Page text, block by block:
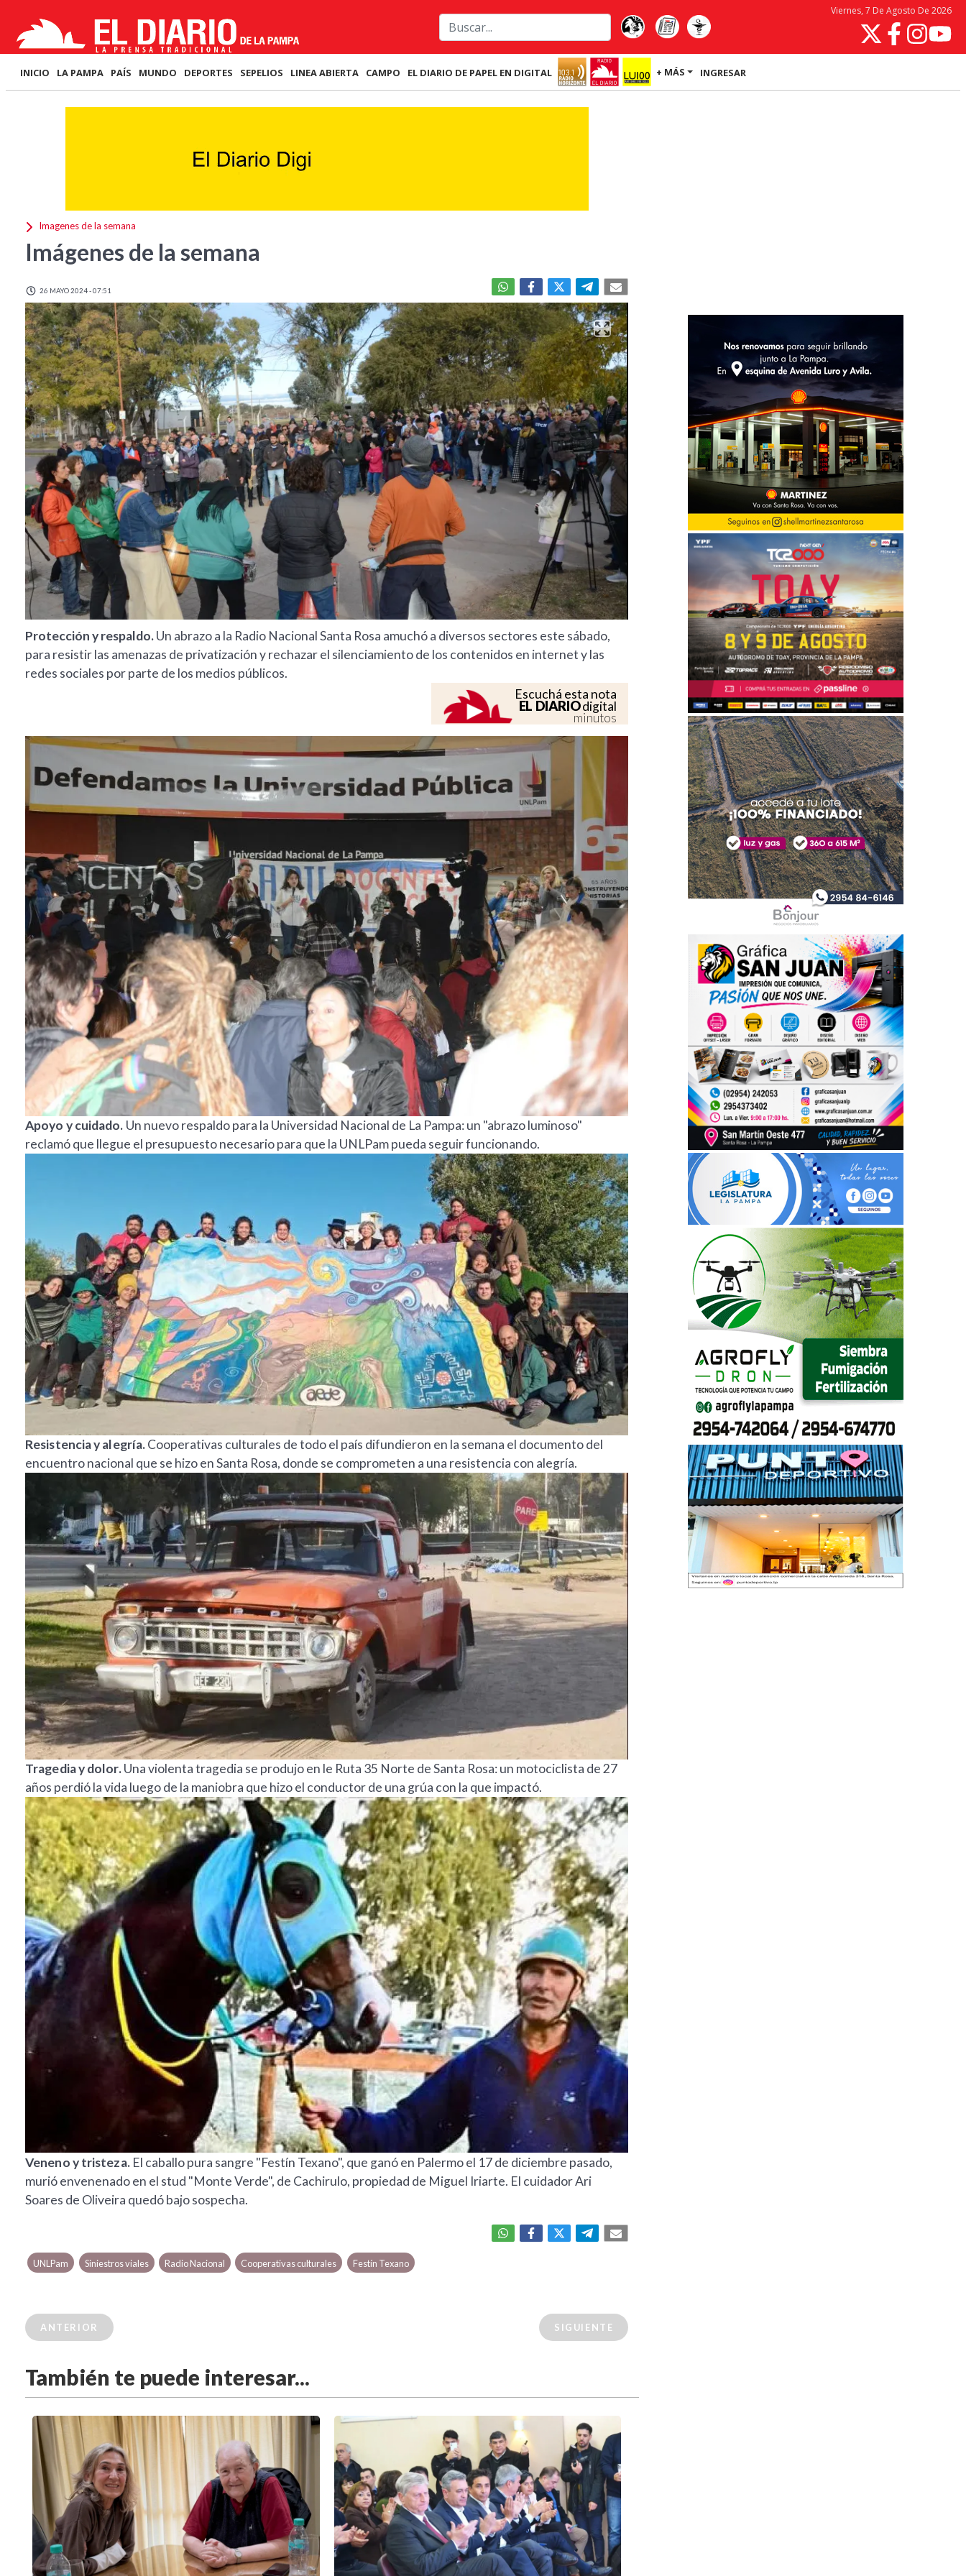
Viernes, 7 De Agosto De 2026
INICIO LA PAMPA PAÍS MUNDO DEPORTES SEPELIOS LINEA ABIERTA CAMPO EL DIARIO DE PAPEL EN DIGITAL + MÁS INGRESAR
Imagenes de la semana
Imágenes de la semana
26 MAYO 2024 - 07:51
Protección y respaldo.Un abrazo a la Radio Nacional Santa Rosa amuchó a diversos sectores este sábado,
para resistir las amenazas de privatización y rechazar el silenciamiento de los contenidos en internet y las
redes sociales por parte de los medios públicos.
Escuchá esta nota
EL DIARIOdigital
minutos
Apoyo y cuidado. Un nuevo respaldo para la Universidad Nacional de La Pampa: un "abrazo luminoso"
reclamó que llegue el presupuesto necesario para que la UNLPam pueda seguir funcionando.
Resistencia y alegría.Cooperativas culturales de todo el país difundieron en la semana el documento del
encuentro nacional que se hizo en Santa Rosa, donde se comprometen a una resistencia con alegría.
Tragedia y dolor.Una violenta tragedia se produjo en le Ruta 35 Norte de Santa Rosa: un motociclista de 27
años perdió la vida luego de la maniobra que hizo el conductor de una grúa con la que impactó.
Veneno y tristeza. El caballo pura sangre "Festín Texano", que ganó en Palermo el 17 de diciembre pasado,
murió envenenado en el stud "Monte Verde", de Cachirulo, propiedad de Miguel Iriarte. El cuidador Ari
Soares de Oliveira quedó bajo sospecha.
UNLPam Siniestros viales Radio Nacional Cooperativas culturales Festín Texano
ANTERIOR SIGUIENTE
También te puede interesar...